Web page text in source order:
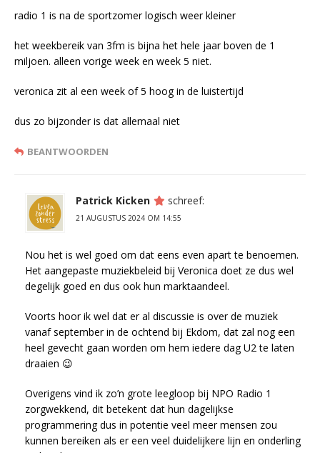
radio 1 is na de sportzomer logisch weer kleiner
het weekbereik van 3fm is bijna het hele jaar boven de 1
miljoen. alleen vorige week en week 5 niet.
veronica zit al een week of 5 hoog in de luistertijd
dus zo bijzonder is dat allemaal niet
BEANTWOORDEN
Patrick Kicken schreef:
21 AUGUSTUS 2024 OM 14:55
Nou het is wel goed om dat eens even apart te benoemen.
Het aangepaste muziekbeleid bij Veronica doet ze dus wel
degelijk goed en dus ook hun marktaandeel.
Voorts hoor ik wel dat er al discussie is over de muziek
vanaf september in de ochtend bij Ekdom, dat zal nog een
heel gevecht gaan worden om hem iedere dag U2 te laten
draaien 😉
Overigens vind ik zo’n grote leegloop bij NPO Radio 1
zorgwekkend, dit betekent dat hun dagelijkse
programmering dus in potentie veel meer mensen zou
kunnen bereiken als er een veel duidelijkere lijn en onderling